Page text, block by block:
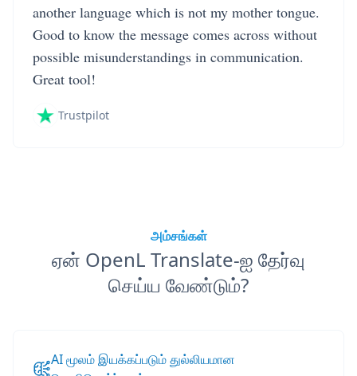
another language which is not my mother tongue.
Good to know the message comes across without
possible misunderstandings in communication.
Great tool!
Trustpilot
அம்சங்கள்
ஏன் OpenL Translate-ஐ தேர்வு
செய்ய வேண்டும்?
AI மூலம் இயக்கப்படும் துல்லியமான